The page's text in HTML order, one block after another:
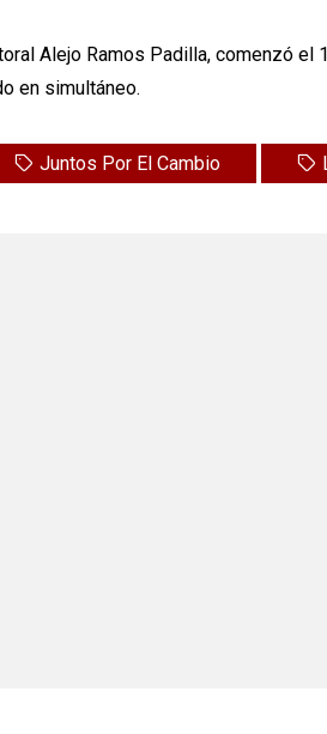
Alejo Ramos Padilla, comenzó el
en simultáneo.
Juntos Por El Cambio